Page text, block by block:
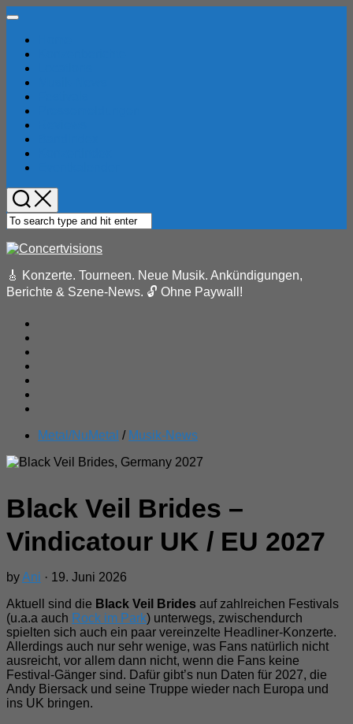
Skip
content
Expand
🎸 Konzerte. Tourneen. Neue Musik. Ankündigungen,
Berichte & Szene-News. 🔓 Ohne Paywall!
Metal/NuMetal / Musik-News
Black Veil Brides –
Vindicatour UK / EU 2027
byAni · 19. Juni 2026
Aktuell sind die Black Veil Brides auf zahlreichen Festivals
(u.a.a auch Rock im Park) unterwegs, zwischendurch
spielten sich auch ein paar vereinzelte Headliner-Konzerte.
Allerdings auch nur sehr wenige, was Fans natürlich nicht
ausreicht, vor allem dann nicht, wenn die Fans keine
Festival-Gänger sind. Dafür gibt’s nun Daten für 2027, die
Andy Biersack und seine Truppe wieder nach Europa und
ins UK bringen.